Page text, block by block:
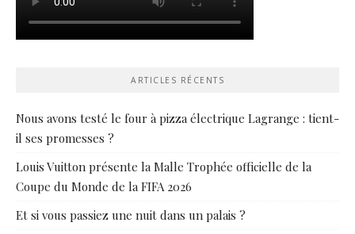
ARTICLES RÉCENTS
Nous avons testé le four à pizza électrique Lagrange : tient-
il ses promesses ?
Louis Vuitton présente la Malle Trophée officielle de la
Coupe du Monde de la FIFA 2026
Et si vous passiez une nuit dans un palais ?